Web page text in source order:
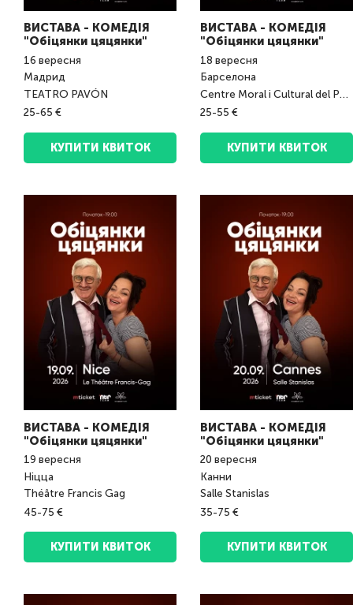
ВИСТАВА - КОМЕДІЯ
"Обіцянки цяцянки"
16 вересня
Мадрид
TEATRO PAVÓN
25-65 €
КУПИТИ КВИТОК
ВИСТАВА - КОМЕДІЯ
"Обіцянки цяцянки"
18 вересня
Барселона
Centre Moral i Cultural del Poblenou
25-55 €
КУПИТИ КВИТОК
ВИСТАВА - КОМЕДІЯ
"Обіцянки цяцянки"
19 вересня
Ніцца
Théâtre Francis Gag
45-75 €
КУПИТИ КВИТОК
ВИСТАВА - КОМЕДІЯ
"Обіцянки цяцянки"
20 вересня
Канни
Salle Stanislas
35-75 €
КУПИТИ КВИТОК